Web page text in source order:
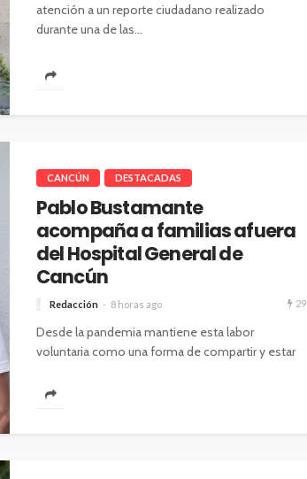
atención a un reporte ciudadano realizado
durante una de las...
CANCÚN DESTACADAS
Pablo Bustamante
acompaña a familias afuera
del Hospital General de
Cancún
Redacción 8 horas ago 29
Desde la pandemia mantiene esta labor
voluntaria como una forma de compartir y estar